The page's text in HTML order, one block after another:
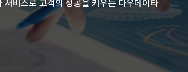
서비스로 고객의 성공을 키우는 다우데이타